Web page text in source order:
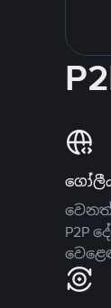
වෙනත්
P2P